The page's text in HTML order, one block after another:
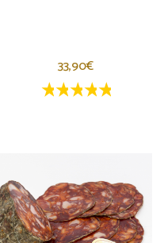
33,90€
4
3
2 estrellas
1 estrellas